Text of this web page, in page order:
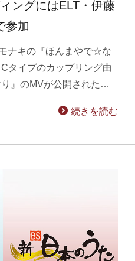
ングにはELT・伊藤
参加
ナキの『ほんまやで☆な
タイプのカップリング曲
り』のMVが公開された…
続きを読む